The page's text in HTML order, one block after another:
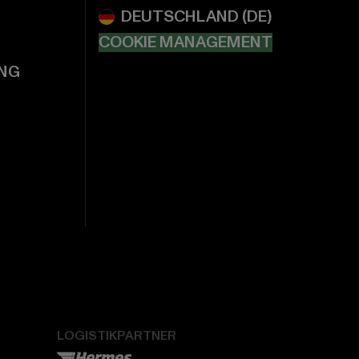
COOKIE MANAGEMENT
LOGISTIKPARTNER